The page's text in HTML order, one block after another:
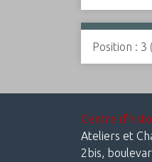
Position : 3
Centre
Ateliers et
2bis,